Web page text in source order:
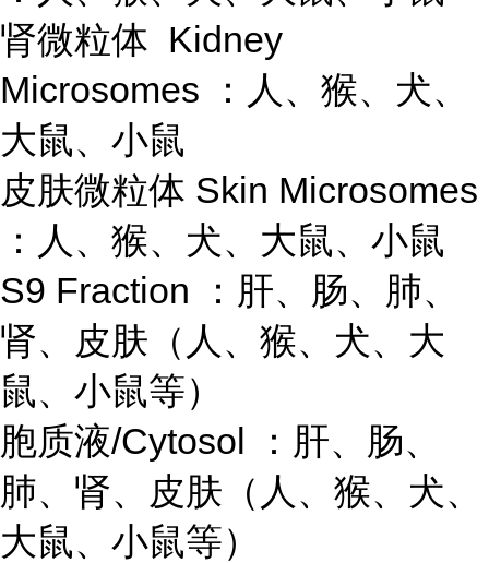
肾微粒体 Kidney
Microsomes ：人、猴、犬、
大鼠、小鼠
皮肤微粒体 Skin Microsomes
：人、猴、犬、大鼠、小鼠
S9 Fraction ：肝、肠、肺、
肾、皮肤（人、猴、犬、大
鼠、小鼠等）
胞质液/Cytosol ：肝、肠、
肺、肾、皮肤（人、猴、犬、
大鼠、小鼠等）